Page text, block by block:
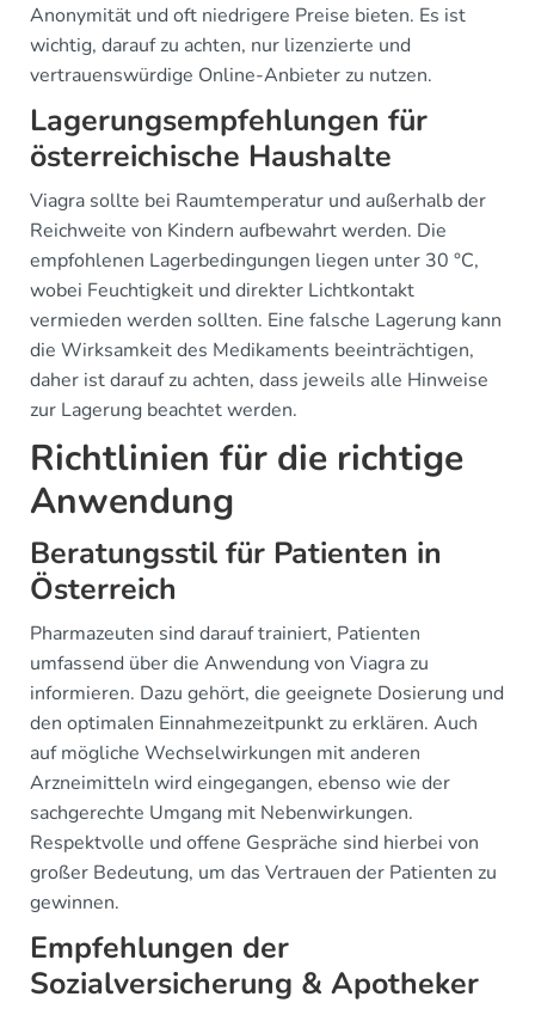
Anonymität und oft niedrigere Preise bieten. Es ist
wichtig, darauf zu achten, nur lizenzierte und
vertrauenswürdige Online-Anbieter zu nutzen.
Lagerungsempfehlungen für
österreichische Haushalte
Viagra sollte bei Raumtemperatur und außerhalb der
Reichweite von Kindern aufbewahrt werden. Die
empfohlenen Lagerbedingungen liegen unter 30 °C,
wobei Feuchtigkeit und direkter Lichtkontakt
vermieden werden sollten. Eine falsche Lagerung kann
die Wirksamkeit des Medikaments beeinträchtigen,
daher ist darauf zu achten, dass jeweils alle Hinweise
zur Lagerung beachtet werden.
Richtlinien für die richtige
Anwendung
Beratungsstil für Patienten in
Österreich
Pharmazeuten sind darauf trainiert, Patienten
umfassend über die Anwendung von Viagra zu
informieren. Dazu gehört, die geeignete Dosierung und
den optimalen Einnahmezeitpunkt zu erklären. Auch
auf mögliche Wechselwirkungen mit anderen
Arzneimitteln wird eingegangen, ebenso wie der
sachgerechte Umgang mit Nebenwirkungen.
Respektvolle und offene Gespräche sind hierbei von
großer Bedeutung, um das Vertrauen der Patienten zu
gewinnen.
Empfehlungen der
Sozialversicherung & Apotheker